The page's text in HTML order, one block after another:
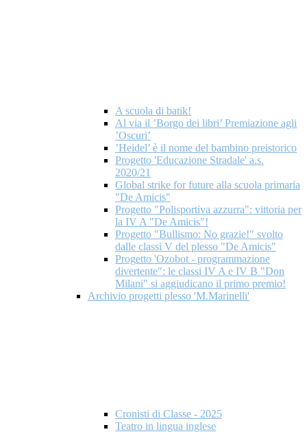
A scuola di batik!
Al via il ’Borgo dei libri’ Premiazione agli
’Oscuri’
’Heidel’ è il nome del bambino preistorico
Progetto 'Educazione Stradale' a.s.
2020/21
Global strike for future alla scuola primaria
"De Amicis"
Progetto "Polisportiva azzurra": vittoria per
la IV A "De Amicis"!
Progetto "Bullismo: No grazie!" svolto
dalle classi V del plesso "De Amicis"
Progetto 'Ozobot - programmazione
divertente": le classi IV A e IV B "Don
Milani" si aggiudicano il primo premio!
Archivio progetti plesso 'M.Marinelli'
Cronisti di Classe - 2025
Teatro in lingua inglese